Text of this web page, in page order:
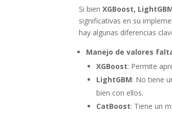
Si bienXGBoost,
significativas en su
hay algunas diferencias
Manejo de valores
XGBoost: Permite
LightGBM: No tiene
bien con ellos.
CatBoost: Tiene un